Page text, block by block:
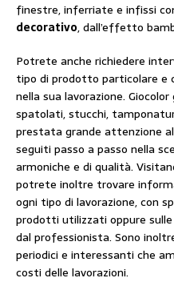
finestre, inferriate e infissi
decorativo, dall’effetto
Potrete anche richiedere
tipo di prodotto particolare e
nella sua lavorazione.
spatolati, stucchi,
prestata grande attenzione
seguiti passo a passo nella
armoniche e di qualità.
potrete inoltre trovare
ogni tipo di lavorazione, con
prodotti utilizzati oppure
dal professionista. Sono
periodici e interessanti che
costi delle lavorazioni.